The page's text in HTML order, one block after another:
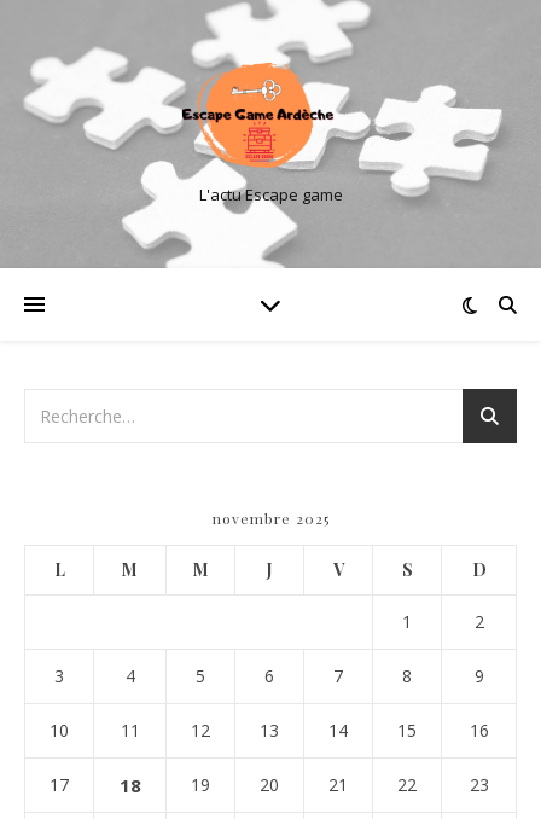
L'actu Escape game
novembre 2025
L M M J V S D
1 2
3 4 5 6 7 8 9
10 11 12 13 14 15 16
17 18 19 20 21 22 23